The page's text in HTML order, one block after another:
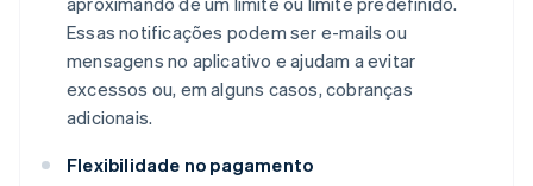
Essas notificações podem ser e-mails ou
mensagens no aplicativo e ajudam a evitar
excessos ou, em alguns casos, cobranças
adicionais.
Flexibilidade no pagamento